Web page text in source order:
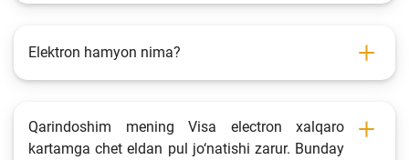
Elektron hamyon nima?
Qarindoshim mening Visa electron xalqaro
kartamga chet eldan pul jo‘natishi zarur. Bunday